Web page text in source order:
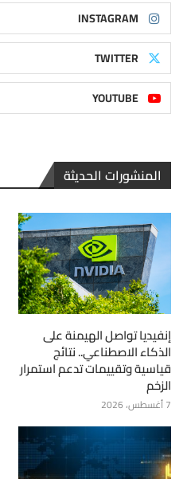
INSTAGRAM
TWITTER
YOUTUBE
المنشورات الحديثة
إنفيديا تواصل الهيمنة على
الذكاء الاصطناعي.. نتائج
قياسية وتقييمات تدعم استمرار
الزخم
7 أغسطس، 2026